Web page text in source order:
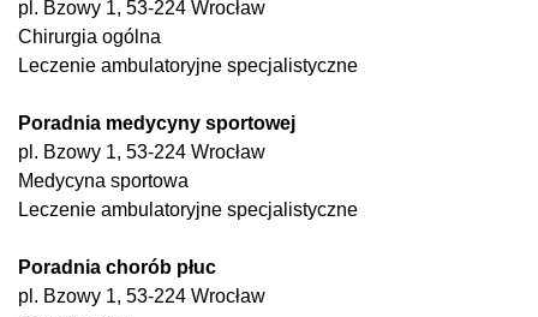
pl. Bzowy 1, 53-224 Wrocław
Chirurgia ogólna
Leczenie ambulatoryjne specjalistyczne
Poradnia medycyny sportowej
pl. Bzowy 1, 53-224 Wrocław
Medycyna sportowa
Leczenie ambulatoryjne specjalistyczne
Poradnia chorób płuc
pl. Bzowy 1, 53-224 Wrocław